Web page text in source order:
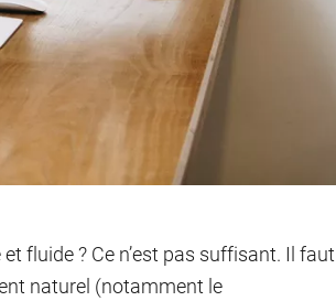
fluide ? Ce n’est pas suffisant. Il faut
naturel (notamment le